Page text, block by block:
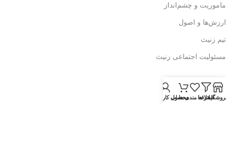
ماموریت و چشم‌انداز
ارزش‌ها و اصول
تیم زنیث
مسئولیت اجتماعی زنیث
تماس با ما
اطلاعات تماس
فیلتر ها
علاقه مندی ها
محصول
حساب کاربری من